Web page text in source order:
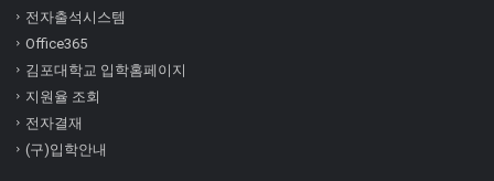
전자출석시스템
Office365
김포대학교 입학홈페이지
지원율 조회
전자결재
(구)입학안내